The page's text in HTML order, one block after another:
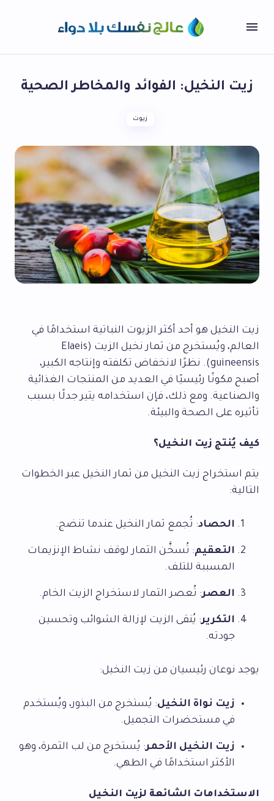
زيت النخيل: الفوائد والمخاطر الصحية
زيوت
زيت النخيل هو أحد أكثر الزيوت النباتية استخدامًا في
العالم، ويُستخرج من ثمار نخيل الزيت (Elaeis
guineensis). نظرًا لانخفاض تكلفته وإنتاجه الكبير،
أصبح مكونًا رئيسيًا في العديد من المنتجات الغذائية
والصناعية. ومع ذلك، فإن استخدامه يثير جدلًا بسبب
تأثيره على الصحة والبيئة.
كيف يُنتج زيت النخيل؟
يتم استخراج زيت النخيل من ثمار النخيل عبر الخطوات
التالية:
الحصاد: تُجمع ثمار النخيل عندما تنضج.
التعقيم: تُسخَّن الثمار لوقف نشاط الإنزيمات
المسببة للتلف.
العصر: تُعصر الثمار لاستخراج الزيت الخام.
التكرير: يُنقى الزيت لإزالة الشوائب وتحسين
جودته.
يوجد نوعان رئيسيان من زيت النخيل:
زيت نواة النخيل: يُستخرج من البذور، ويُستخدم
في مستحضرات التجميل.
زيت النخيل الأحمر: يُستخرج من لب الثمرة، وهو
الأكثر استخدامًا في الطهي.
الاستخدامات الشائعة لزيت النخيل